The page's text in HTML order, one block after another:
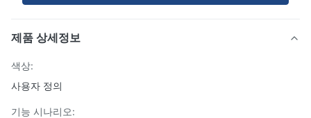
제품 상세정보
색상:
사용자 정의
기능 시나리오: